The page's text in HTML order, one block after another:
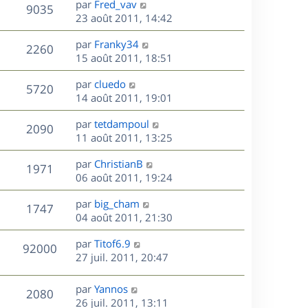
g
e
s
s
a
g
e
r
m
e
s
s
a
g
e
s
n
i
e
r
m
e
s
s
a
g
e
9035V
u
s
D
e
r
n
i
e
r
m
e
s
s
a
g
e
par Fred_vav
23 août 2011, 14:42
2260V
u
s
D
e
r
n
i
e
r
m
e
s
s
a
g
e
par Franky34
15 août 2011, 18:51
5720V
u
D
e
r
n
i
e
r
m
e
s
s
a
g
e
par cluedo
14 août 2011, 19:01
2090V
u
s
D
e
r
n
i
e
r
m
e
s
s
a
g
e
par tetdampoul
11 août 2011, 13:25
1971
u
s
D
e
r
n
i
e
r
m
e
s
s
par ChristianB
06 août 2011, 19:24
1747V
u
e
D
e
r
n
i
r
m
par big_cham
04 août 2011, 21:30
92000V
u
D
e
i
par Titof6.9
27 juil. 2011, 20:47
2080V
D
e
par Yannos
26 juil. 2011, 13:11